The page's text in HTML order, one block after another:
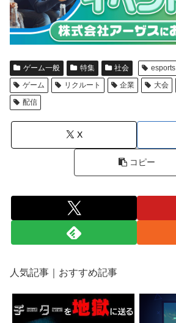
ゲーム一般 特集 社会 esports
ゲーム
リクルート 企業 大会
配信
X
コピー
人気記事｜おすすめ記事